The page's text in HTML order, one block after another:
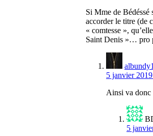
Si Mme de Bédéssé
accorder le titre (de
« comtesse »,
Saint Denis »… pro
5 janvier
Ainsi va donc
5